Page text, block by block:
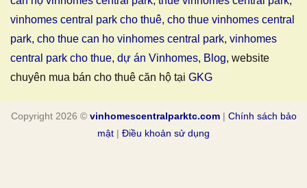
vinhomes central park cho thuê, cho thue vinhomes central
park, cho thue can ho vinhomes central park, vinhomes
central park cho thue, dự án Vinhomes, Blog, website
chuyên mua bán cho thuê căn hộ tại GKG
Copyright 2026 © vinhomescentralparktc.com| Chính sách bảo
mật | Điều khoản sử dụng